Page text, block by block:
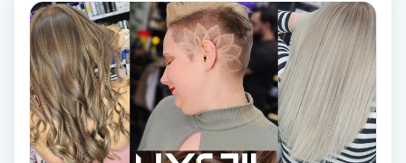
Skoinlägg
Skägg
Skäggfärgning